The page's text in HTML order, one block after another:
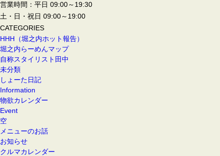
営業時間：平日 09:00～19:30
土・日・祝日 09:00～19:00
CATEGORIES
HHH（堀之内ホット報告）
堀之内らーめんマップ
自称スタイリスト田中
未分類
しょーた日記
Information
物欲カレンダー
Event
空
メニューのお話
お知らせ
クルマカレンダー